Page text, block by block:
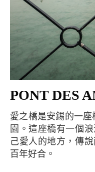
PONT DES
愛之橋是安錫的一座橋樑，連接Le Pâquier和歐洲花
園。這座橋有一個
己愛人的地方，傳
百年好合。